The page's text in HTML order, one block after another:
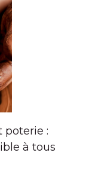
poterie :
à tous